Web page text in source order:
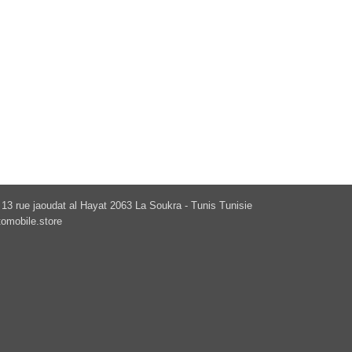
rue jaoudat al Hayat 2063 La Soukra - Tunis Tunisie